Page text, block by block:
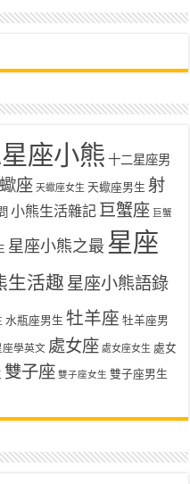
座小熊 十二星座男
座 天蠍座女生 天蠍座男生 射
小熊生活雜記 巨蟹座 巨蟹
星座小熊之最 星座
生活趣 星座小熊語錄
水瓶座男生 牡羊座 牡羊座男
座學英文 處女座 處女座女生 處女
雙子座 雙子座女生 雙子座男生